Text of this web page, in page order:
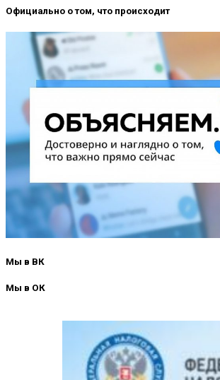
Официально о том, что происходит
Мы в ВК
Мы в ОК